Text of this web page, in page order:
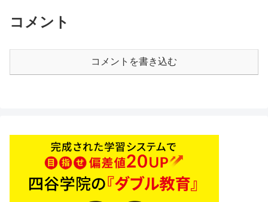
コメント
コメントを書き込む